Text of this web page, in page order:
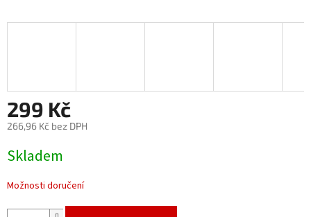
299 Kč
266,96 Kč bez DPH
cena:
Skladem
Možnosti doručení